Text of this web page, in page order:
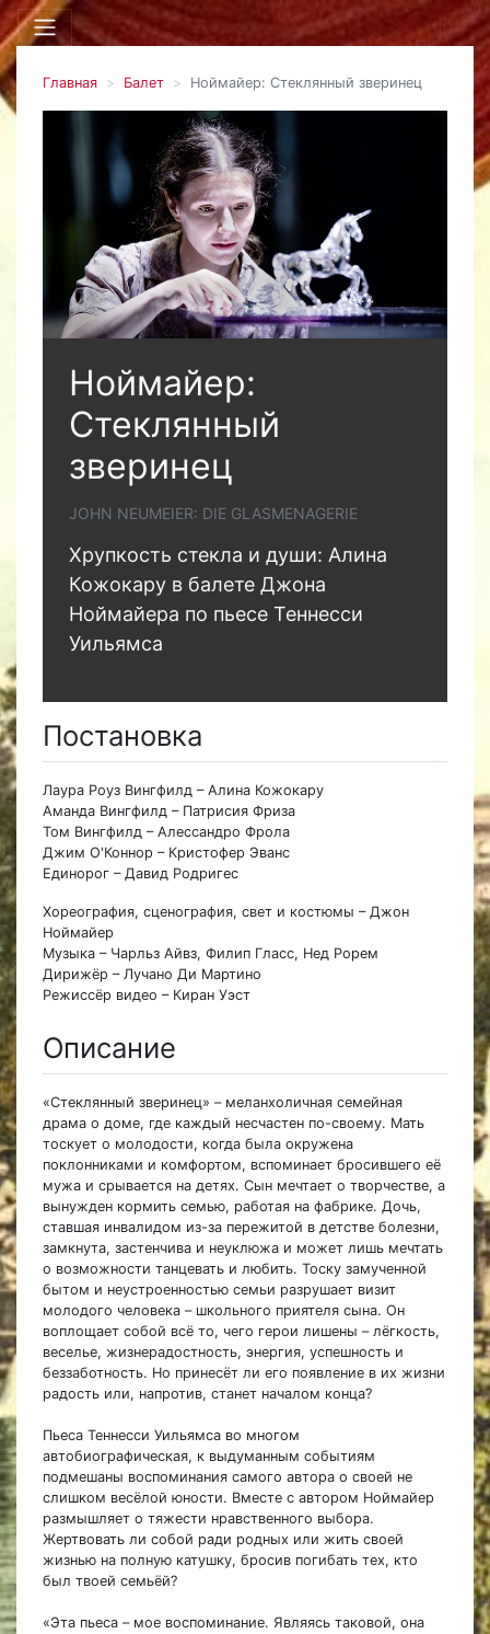
Главная Балет Ноймайер: Стеклянный зверинец
Ноймайер:
Стеклянный
зверинец
JOHN NEUMEIER: DIE GLASMENAGERIE
Хрупкость стекла и души: Алина
Кожокару в балете Джона
Ноймайера по пьесе Теннесси
Уильямса
Постановка
Лаура Роуз Вингфилд – Алина Кожокару
Аманда Вингфилд – Патрисия Фриза
Том Вингфилд – Алессандро Фрола
Джим О'Коннор – Кристофер Эванс
Единорог – Давид Родригес
Хореография, сценография, свет и костюмы – Джон
Ноймайер
Музыка – Чарльз Айвз, Филип Гласс, Нед Рорем
Дирижёр – Лучано Ди Мартино
Режиссёр видео – Киран Уэст
Описание
«Стеклянный зверинец» – меланхоличная семейная
драма о доме, где каждый несчастен по-своему. Мать
тоскует о молодости, когда была окружена
поклонниками и комфортом, вспоминает бросившего её
мужа и срывается на детях. Сын мечтает о творчестве, а
вынужден кормить семью, работая на фабрике. Дочь,
ставшая инвалидом из-за пережитой в детстве болезни,
замкнута, застенчива и неуклюжа и может лишь мечтать
о возможности танцевать и любить. Тоску замученной
бытом и неустроенностью семьи разрушает визит
молодого человека – школьного приятеля сына. Он
воплощает собой всё то, чего герои лишены – лёгкость,
веселье, жизнерадостность, энергия, успешность и
беззаботность. Но принесёт ли его появление в их жизни
радость или, напротив, станет началом конца?
Пьеса Теннесси Уильямса во многом
автобиографическая, к выдуманным событиям
подмешаны воспоминания самого автора о своей не
слишком весёлой юности. Вместе с автором Ноймайер
размышляет о тяжести нравственного выбора.
Жертвовать ли собой ради родных или жить своей
жизнью на полную катушку, бросив погибать тех, кто
был твоей семьёй?
«Эта пьеса – мое воспоминание. Являясь таковой, она